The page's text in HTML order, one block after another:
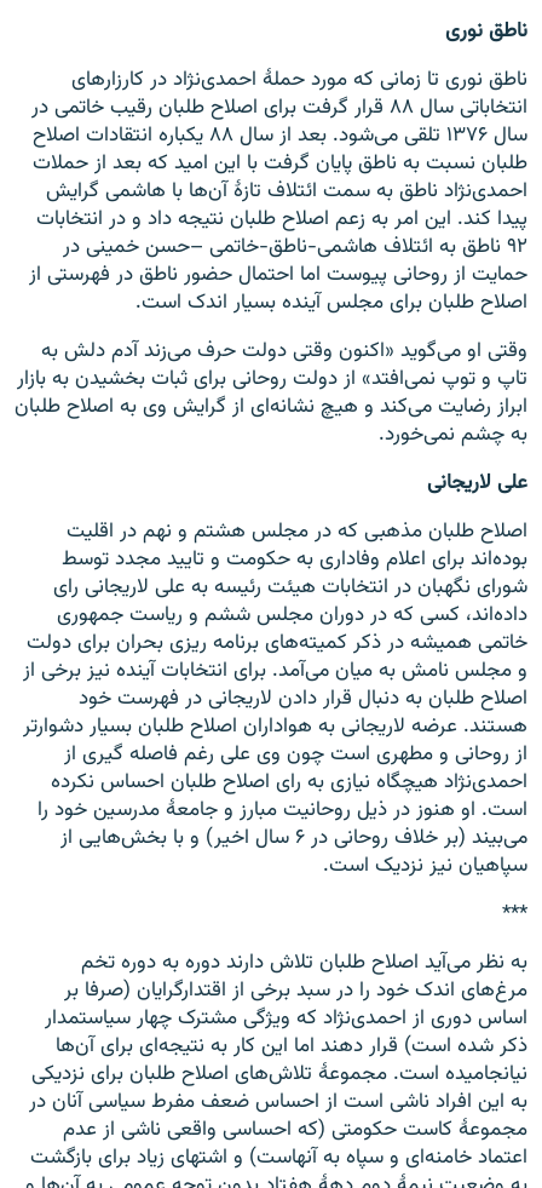
ناطق نوری
ناطق نوری تا زمانی که مورد حملهٔ احمدی‌نژاد در کارزارهای
انتخاباتی سال ۸۸ قرار گرفت برای اصلاح طلبان رقیب خاتمی در
سال ۱۳۷۶ تلقی می‌شود. بعد از سال ۸۸ یکباره انتقادات اصلاح
طلبان نسبت به ناطق پایان گرفت با این امید که بعد از حملات
احمدی‌نژاد ناطق به سمت ائتلاف تازهٔ آن‌ها با هاشمی گرایش
پیدا کند. این امر به زعم اصلاح طلبان نتیجه داد و در انتخابات
۹۲ ناطق به ائتلاف هاشمی-ناطق-خاتمی –حسن خمینی در
حمایت از روحانی پیوست اما احتمال حضور ناطق در فهرستی از
اصلاح طلبان برای مجلس آینده بسیار اندک است.
وقتی او می‌گوید «اکنون وقتی دولت حرف می‌زند آدم دلش به
تاپ و توپ نمی‌افتد» از دولت روحانی برای ثبات بخشیدن به بازار
ابراز رضایت می‌کند و هیچ نشانه‌ای از گرایش وی به اصلاح طلبان
به چشم نمی‌خورد.
علی لاریجانی
اصلاح طلبان مذهبی که در مجلس هشتم و نهم در اقلیت
بوده‌اند برای اعلام وفاداری به حکومت و تایید مجدد توسط
شورای نگهبان در انتخابات هیئت رئیسه به علی لاریجانی رای
داده‌اند، کسی که در دوران مجلس ششم و ریاست جمهوری
خاتمی همیشه در ذکر کمیته‌های برنامه ریزی بحران برای دولت
و مجلس نامش به میان می‌آمد. برای انتخابات آینده نیز برخی از
اصلاح طلبان به دنبال قرار دادن لاریجانی در فهرست خود
هستند. عرضه لاریجانی به هواداران اصلاح طلبان بسیار دشوار‌تر
از روحانی و مطهری است چون وی علی رغم فاصله گیری از
احمدی‌نژاد هیچگاه نیازی به رای اصلاح طلبان احساس نکرده
است. او هنوز در ذیل روحانیت مبارز و جامعهٔ مدرسین خود را
می‌بیند (بر خلاف روحانی در ۶ سال اخیر) و با بخش‌هایی از
سپاهیان نیز نزدیک است.
***
به نظر می‌آید اصلاح طلبان تلاش دارند دوره به دوره تخم
مرغ‌های اندک خود را در سبد برخی از اقتدارگرایان (صرفا بر
اساس دوری از احمدی‌نژاد که ویژگی مشترک چهار سیاستمدار
ذکر شده است) قرار دهند اما این کار به نتیجه‌ای برای آن‌ها
نیانجامیده است. مجموعهٔ تلاش‌های اصلاح طلبان برای نزدیکی
به این افراد ناشی است از احساس ضعف مفرط سیاسی آنان در
مجموعهٔ کاست حکومتی (که احساسی واقعی ناشی از عدم
اعتماد خامنه‌ای و سپاه به آنهاست) و اشتهای زیاد برای بازگشت